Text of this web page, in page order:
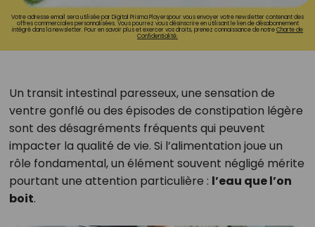
Votre adresse email sera utilisée par Digital Prisma Playerspour vous envoyer votre newsletter contenant des
offres commerciales personnalisées. Vous pourrez vous désinscrire en utilisant le lien de désabonnement
intégré dans la newsletter. Pour en savoir plus et exercer vos droits, prenez connaissance de notreCharte de
Confidentialité.
Un transit intestinal paresseux, une sensation de
ventre gonflé ou des épisodes de constipation légère
sont des désagréments fréquents qui peuvent
impacter la qualité de vie. Si l’alimentation joue un
rôle fondamental, un élément souvent négligé mérite
pourtant une attention particulière : l’eau que l’on
boit.